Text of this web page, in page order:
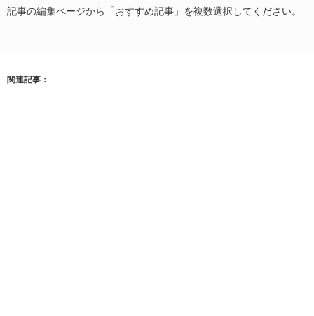
記事の編集ページから「おすすめ記事」を複数選択してください。
関連記事：